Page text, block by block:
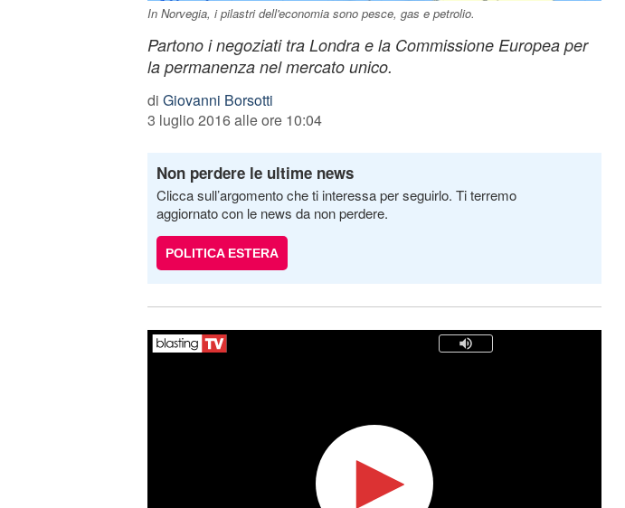
In Norvegia, i pilastri dell'economia sono pesce, gas e petrolio.
Partono i negoziati tra Londra e la Commissione Europea per
la permanenza nel mercato unico.
di Giovanni Borsotti
3 luglio 2016 alle ore 10:04
Non perdere le ultime news
Clicca sull’argomento che ti interessa per seguirlo. Ti terremo
aggiornato con le news da non perdere.
POLITICA ESTERA